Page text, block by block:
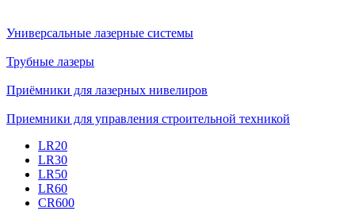
Универсальные лазерные системы
Трубные лазеры
Приёмники для лазерных нивелиров
Приемники для управления строительной техникой
LR20
LR30
LR50
LR60
CR600